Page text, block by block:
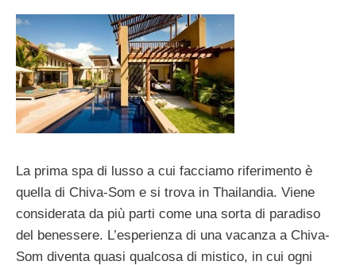
La prima spa di lusso a cui facciamo riferimento è
quella di Chiva-Som e si trova in Thailandia. Viene
considerata da più parti come una sorta di paradiso
del benessere. L’esperienza di una vacanza a Chiva-
Som diventa quasi qualcosa di mistico, in cui ogni